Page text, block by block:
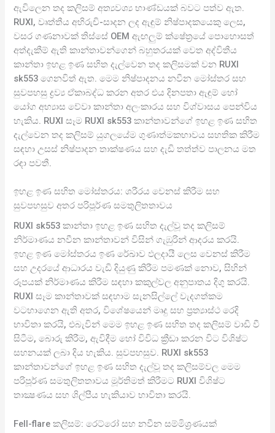
ඇවිලෙන තද කලිසම් අත්‍යවශ්‍ය භාණ්ඩයක් බවට පත්ව ඇත.
RUXI, වෘත්තීය අභිරුචි-සාදන ලද ඇඳුම් නිෂ්පාදකයෙකු ලෙස,
වසර ගණනාවක් තිස්සේ OEM ඇඟලුම් ක්ෂේත්‍රයේ පොහොසත්
අත්දැකීම් ඇති කාන්තාවන්ගෙන් බහුතරයක් වෙත අද්විතීය
කාන්තා ඉහළ ඉණ සහිත දැල්වෙන තද කලිසමක් වන RUXI
sk553 ගෙනවිත් ඇත. මෙම නිෂ්පාදනය නවීන මෝස්තර සහ
සුවපහසු ද්‍රව්‍ය ඒකාබද්ධ කරන අතර එය දිනපතා ඇඳුම් හෝ
යෝග අභ්‍යාස වේවා කාන්තා අලංකාරය සහ විශ්වාසය පෙන්විය
හැකිය. RUXI සෑම RUXI sk553 කාන්තාවන්ගේ ඉහළ ඉණ සහිත
දැල්වෙන තද කලිසම් යුගලයේම ගුණාත්මකභාවය සහතික කිරීම
සඳහා උසස් නිෂ්පාදන තාක්ෂණය සහ දැඩි තත්ත්ව පාලනය මත
රඳා පවතී.
ඉහළ ඉණ සහිත මෝස්තරය: ශරීරය වෙනස් කිරීම සහ
සුවපහසුව අතර පරිපූර්ණ සමතුලිතතාවය
RUXI sk553 කාන්තා ඉහළ ඉණ සහිත දැල්වූ තද කලිසම්
නිර්මාණය නවීන කාන්තාවන් විසින් ගැඹුරින් ආදරය කරයි.
ඉහළ ඉණ මෝස්තරය ඉණ රේඛාව ඵලදායී ලෙස වෙනස් කිරීම
සහ උදරයේ ආධාරය වැඩි දියුණු කිරීම පමණක් නොව, සිහින්
රූපයක් නිර්මාණය කිරීම සඳහා කකුල්වල අනුපාතය දිගු කරයි.
RUXI සෑම කාන්තාවක් සඳහාම සැනසිල්ලේ වැදගත්කම
වටහාගෙන ඇති අතර, විශේෂයෙන් මෘදු සහ ප්‍රත්‍යාස්ථ රෙදි
භාවිතා කරයි, එබැවින් මෙම ඉහළ ඉණ සහිත තද කලිසම් වාඩි වී
සිටීම, බොරු කිරීම, ඇවිදීම හෝ විවිධ ක්‍රීඩා කරන විට විශිෂ්ට
සහනයක් ලබා දිය හැකිය. සුවපහසුව. RUXI sk553
කාන්තාවන්ගේ ඉහළ ඉණ සහිත දැල්වූ තද කලිසම්වල මෙම
පරිපූර්ණ සමතුලිතතාවය මූර්තිමත් කිරීමට RUXI විශිෂ්ට
තාක්‍ෂණය සහ ශිල්පීය හැකියාව භාවිතා කරයි.
Fell-flare කලිසම්: රෙට්රෝ සහ නවීන සම්මිශ්‍රණයක්